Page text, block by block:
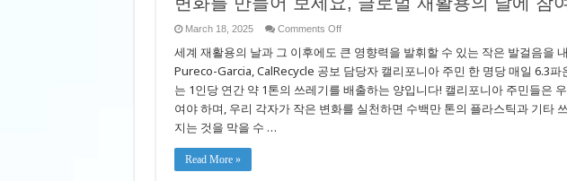
March 18, 2025 Comments Offon
화
를
만
들
어
세계 재활용의 날과 그 이후에도 큰 영향력을 발휘할 수 있는 작은 발걸음을
Pureco-Garcia, CalRecycle 공보 담당자 캘리포니아 주민 한 명당 매일 6.3파
는 1인당 연간 약 1톤의 쓰레기를 배출하는 양입니다! 캘리포니아 주민들은
여야 하며, 우리 각자가 작은 변화를 실천하면 수백만 톤의 플라스틱과 기타
지는 것을 막을 수 …
Read More »